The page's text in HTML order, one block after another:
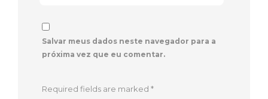
Salvar meus dados neste navegador para a
próxima vez que eu comentar.
Required fields are marked *